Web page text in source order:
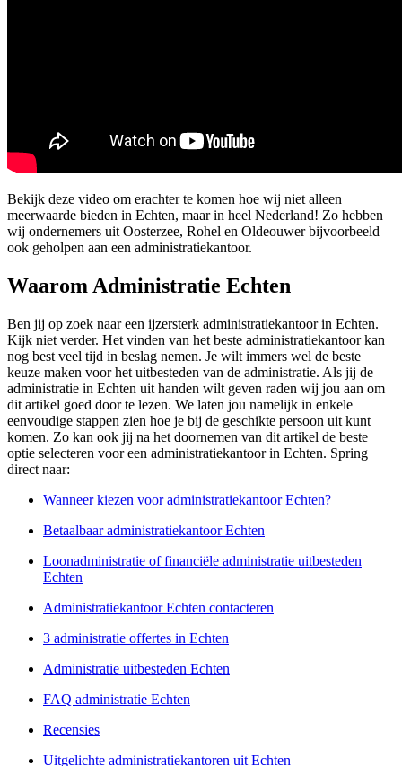
Bekijk deze video om erachter te komen hoe wij niet alleen
meerwaarde bieden in Echten, maar in heel Nederland! Zo hebben
wij ondernemers uit Oosterzee, Rohel en Oldeouwer bijvoorbeeld
ook geholpen aan een administratiekantoor.
Waarom Administratie Echten
Ben jij op zoek naar een ijzersterk administratiekantoor in Echten.
Kijk niet verder. Het vinden van het beste administratiekantoor kan
nog best veel tijd in beslag nemen. Je wilt immers wel de beste
keuze maken voor het uitbesteden van de administratie. Als jij de
administratie in Echten uit handen wilt geven raden wij jou aan om
dit artikel goed door te lezen. We laten jou namelijk in enkele
eenvoudige stappen zien hoe je bij de geschikte persoon uit kunt
komen. Zo kan ook jij na het doornemen van dit artikel de beste
optie selecteren voor een administratiekantoor in Echten. Spring
direct naar:
Wanneer kiezen voor administratiekantoor Echten?
Betaalbaar administratiekantoor Echten
Loonadministratie of financiële administratie uitbesteden
Echten
Administratiekantoor Echten contacteren
3 administratie offertes in Echten
Administratie uitbesteden Echten
FAQ administratie Echten
Recensies
Uitgelichte administratiekantoren uit Echten